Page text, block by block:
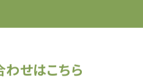
わせはこちら